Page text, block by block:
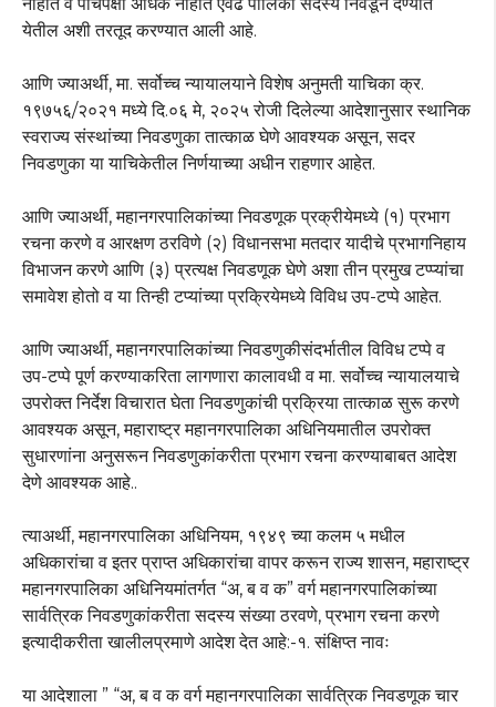
येतील अशी तरतूद करण्यात आली आहे.
आणि ज्याअर्थी, मा. सर्वोच्च न्यायालयाने विशेष अनुमती याचिका क्र.
१९७५६/२०२१ मध्ये दि.०६ मे, २०२५ रोजी दिलेल्या आदेशानुसार स्थानिक
स्वराज्य संस्थांच्या निवडणुका तात्काळ घेणे आवश्यक असून, सदर
निवडणुका या याचिकेतील निर्णयाच्या अधीन राहणार आहेत.
आणि ज्याअर्थी, महानगरपालिकांच्या निवडणूक प्रक्रीयेमध्ये (१) प्रभाग
रचना करणे व आरक्षण ठरविणे (२) विधानसभा मतदार यादीचे प्रभागनिहाय
विभाजन करणे आणि (३) प्रत्यक्ष निवडणूक घेणे अशा तीन प्रमुख टप्प्यांचा
समावेश होतो व या तिन्ही टप्यांच्या प्रक्रियेमध्ये विविध उप-टप्पे आहेत.
आणि ज्याअर्थी, महानगरपालिकांच्या निवडणुकीसंदर्भातील विविध टप्पे व
उप-टप्पे पूर्ण करण्याकरिता लागणारा कालावधी व मा. सर्वोच्च न्यायालयाचे
उपरोक्त निर्देश विचारात घेता निवडणुकांची प्रक्रिया तात्काळ सुरू करणे
आवश्यक असून, महाराष्ट्र महानगरपालिका अधिनियमातील उपरोक्त
सुधारणांना अनुसरून निवडणुकांकरीता प्रभाग रचना करण्याबाबत आदेश
देणे आवश्यक आहे..
त्याअर्थी, महानगरपालिका अधिनियम, १९४९ च्या कलम ५ मधील
अधिकारांचा व इतर प्राप्त अधिकारांचा वापर करून राज्य शासन, महाराष्ट्र
महानगरपालिका अधिनियमांतर्गत “अ, ब व क” वर्ग महानगरपालिकांच्या
सार्वत्रिक निवडणुकांकरीता सदस्य संख्या ठरवणे, प्रभाग रचना करणे
इत्यादीकरीता खालीलप्रमाणे आदेश देत आहे:-१. संक्षिप्त नावः
या आदेशाला ” “अ, ब व क वर्ग महानगरपालिका सार्वत्रिक निवडणूक चार